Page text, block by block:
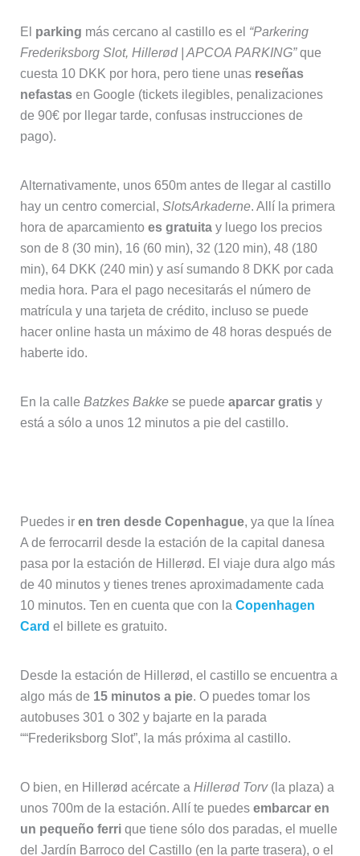
pago).
Alternativamente, unos 650m antes de llegar al castillo
hay un centro comercial,SlotsArkaderne. Allí la primera
hora de aparcamientoes gratuitay luego los precios
son de 8 (30 min), 16 (60 min), 32 (120 min), 48 (180
media hora. Para el pago necesitarás el número de
matrícula y una tarjeta de crédito, incluso se puede
hacer online hasta un máximo de 48 horas después de
haberte ido.
En la calleBatzkes Bakkese puedeaparcar gratis
está a sólo a unos 12 minutos a pie del castillo.
Ir en tren al Castillo de Frederiksborg
Puedes ir en tren desde Copenhague
, ya que la línea
Cardel billete es gratuito.
Desde la estación de Hillerød, el castillo se encuentra a
algo más de15 minutos a pie. O puedes tomar los
autobuses 301 o 302 y bajarte en la parada
““Frederiksborg Slot”, la más próxima al castillo.
O bien, en Hillerød acércate a Hillerød Torv (la plaza) a
unos 700m de la estación. Allí te puedesembarcar en
un pequeño ferrique tiene sólo dos paradas, el muelle
del Jardín Barroco del Castillo (en la parte trasera), o el
a poco más de 300m de su entrada). El trayecto dura
unos 30 minutos, el billete cuesta 30 DKK para los
adultos o sólo 10 DKK para niños y tienes más
información sobre horarios y pago aquí.